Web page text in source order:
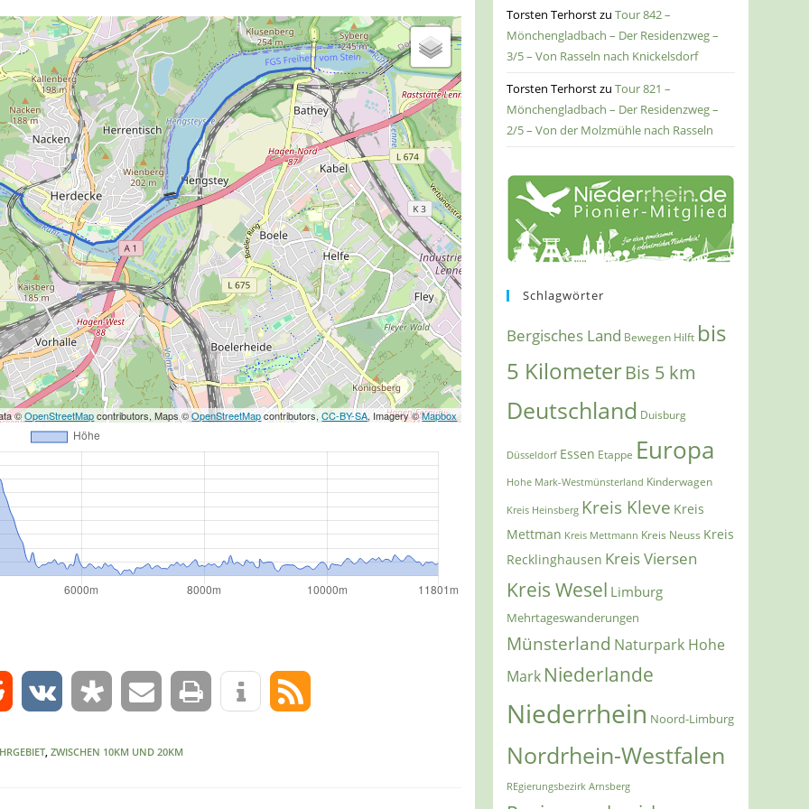
©OpenStreetMapcontributors, Maps ©OpenStreetMapcontributors,CC-BY-SA, Imagery ©Mapbox
0
, ZWISCHEN 10KM UND 20KM
Torsten TerhorstzuTour 842 –
Mönchengladbach – Der Residenzweg –
3/5 – Von Rasseln nach Knickelsdorf
Torsten TerhorstzuTour 821 –
Mönchengladbach – Der Residenzweg –
2/5 – Von der Molzmühle nach Rasseln
Schlagwörter
Bergisches Land Bewegen Hilft bis
5 KilometerBis 5 km
Deutschland Duisburg
Düsseldorf Essen Etappe Europa
Hohe Mark-Westmünsterland Kinderwagen
Kreis Heinsberg Kreis Kleve Kreis
Mettman Kreis Mettmann Kreis Neuss Kreis
Recklinghausen Kreis Viersen
Kreis Wesel Limburg
Mehrtageswanderungen
Münsterland Naturpark Hohe
Mark Niederlande
Niederrhein Noord-Limburg
Nordrhein-Westfalen
REgierungsbezirk Arnsberg